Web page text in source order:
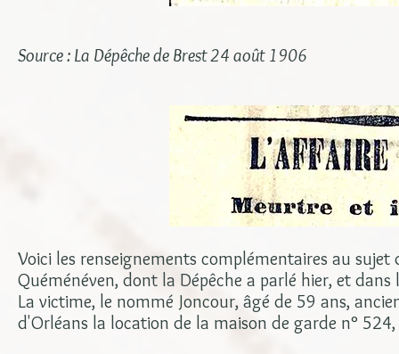
Source : La Dépêche de Brest 24 août 1906
Voici les renseignements complémentaires au
Quéménéven, dont la Dépêche a parlé hier, et
La victime, le nommé Joncour, âgé de 59 ans,
d'Orléans la location de la maison de garde n°